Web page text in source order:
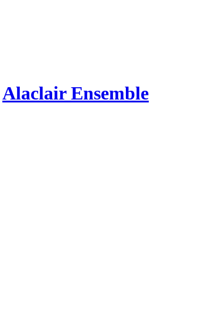
Alaclair Ensemble